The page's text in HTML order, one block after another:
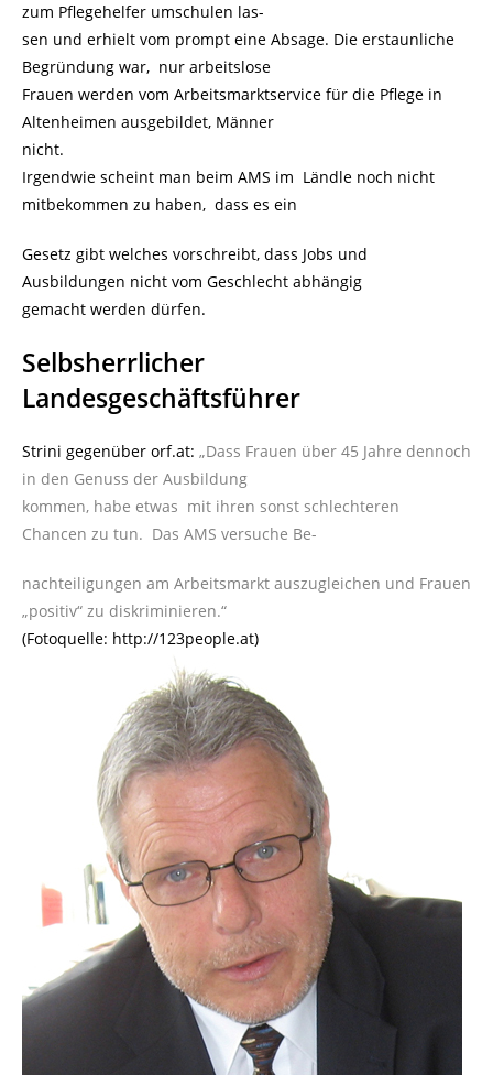
zum Pflegehelfer umschulen las-
sen und erhielt vom prompt eine Absage. Die erstaunliche
Begründung war, nur arbeitslose
Frauen werden vom Arbeitsmarktservice für die Pflege in
Altenheimen ausgebildet, Männer
nicht.
Irgendwie scheint man beim AMS im Ländle noch nicht
mitbekommen zu haben, dass es ein
Gesetz gibt welches vorschreibt, dass Jobs und
Ausbildungen nicht vom Geschlecht abhängig
gemacht werden dürfen.
Selbsherrlicher
Landesgeschäftsführer
Strini gegenüber orf.at: „Dass Frauen über 45 Jahre dennoch
in den Genuss der Ausbildung
kommen, habe etwas mit ihren sonst schlechteren
Chancen zu tun. Das AMS versuche Be-
nachteiligungen am Arbeitsmarkt auszugleichen und Frauen
„positiv“ zu diskriminieren.“
(Fotoquelle: http://123people.at)